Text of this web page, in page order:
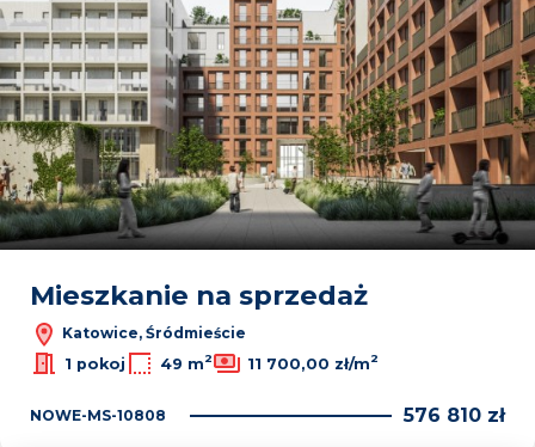
Mieszkanie na sprzedaż
Katowice, Śródmieście
1 pokoj
49 m2 11 700,00 zł/m2
NOWE-MS-10808 576 810 zł